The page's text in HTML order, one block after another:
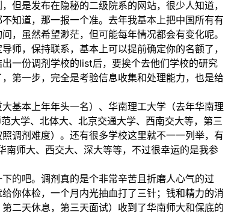
但是发布在隐秘的二级院系的网站，很少人知道，
知道，那一报一个准。去年我基本上把中国所有有
，虽然希望渺茫，但可能每年情况都会有变化呢。
师，保持联系，基本上可以提前确定你的名额了，
一份调剂学校的list后，要挨个去他们学校的研究
第一步，完全是考验信息收集和处理能力，也是给
基本上年年头一名）、华南理工大学（去年华南理
大学、北体大、北京交通大学、西南交大等，第三
调剂难度）。还有很多学校这里就不一一列举，有
师大、西交大、深大等等，不过很幸运的是我参
的吧。调剂真的是个非常辛苦且折磨人心气的过
你体检，一个月内光抽血打了三针；钱和精力的消
二天休息，第三天面试）收到了华南师大和保底的